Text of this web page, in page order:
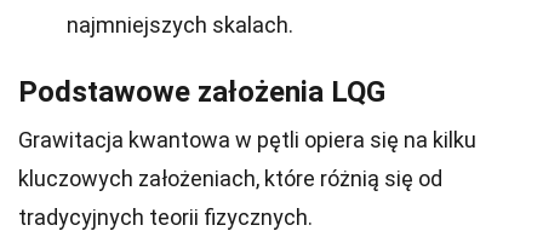
najmniejszych skalach.
Podstawowe założenia LQG
Grawitacja kwantowa w pętli opiera się na kilku
kluczowych założeniach, które różnią się od
tradycyjnych teorii fizycznych.